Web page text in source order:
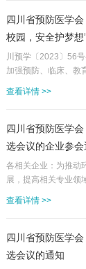
川省预防医学会皮肤
病研究所、四川省皮
四川省预防医学
校园，安全护梦想
川预学〔2023〕56
加强预防、临床、教
月25-26日在成都举
知如下：一、主/承
城根街小学二、会议
查看详情 >>
四川省预防医学
选会议的企业参会
各相关企业：为推动
展，提高相关专业领
相关领域科研成果
业根据自身情况自愿
间：2023年5月24日
查看详情 >>
四川省预防医学
选会议的通知